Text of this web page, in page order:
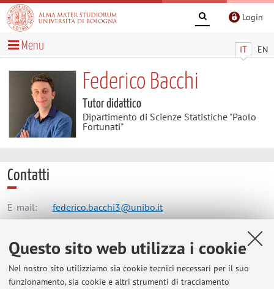
Questo sito web utilizza i cookie
Nel nostro sito utilizziamo sia cookie tecnici necessari per il suo
funzionamento, sia cookie e altri strumenti di tracciamento
Login
IT EN
Menu
Federico Bacchi
Tutor didattico
Dipartimento di Scienze Statistiche "Paolo
Fortunati"
Contatti
E-mail: federico.bacchi3@unibo.it
Dipartimento di Scienze Statistiche "Paolo Fortunati"
Via Belle Arti 41, Bologna -Vai alla mappa